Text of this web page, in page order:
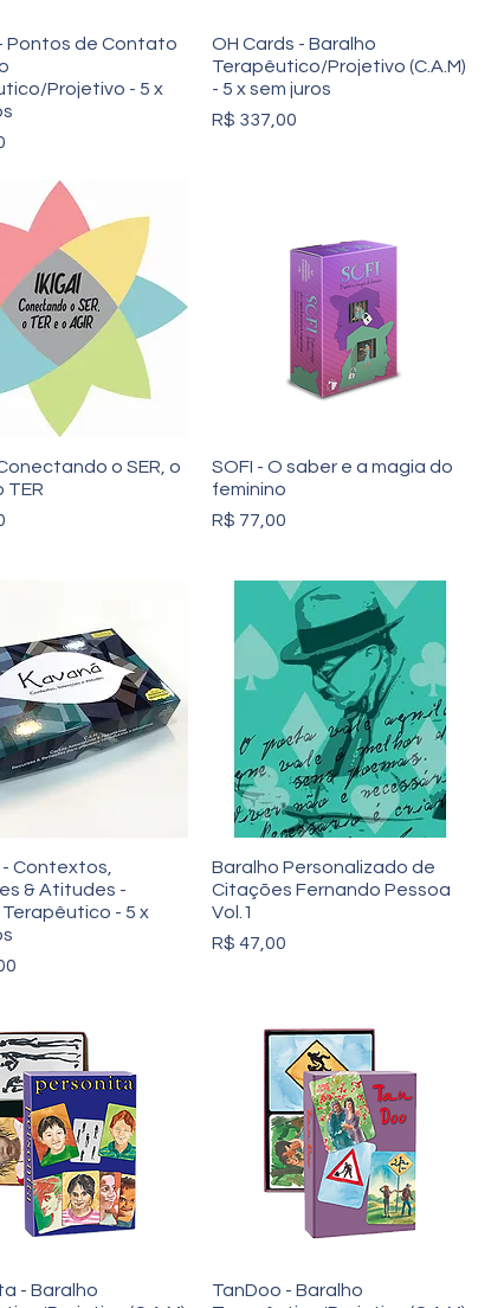
Pontos de Contato
Projetivo - 5 x
OH Cards - Baralho
Terapêutico/Projetivo (C.A.M)
- 5 x sem juros
Preço
R$ 337,00
o SER, o
TER
SOFI - O saber e a magia do
feminino
Preço
R$ 77,00
Contextos,
& Atitudes -
- 5 x
Baralho Personalizado de
Citações Fernando Pessoa
Vol.1
Preço
R$ 47,00
- Baralho
TanDoo - Baralho